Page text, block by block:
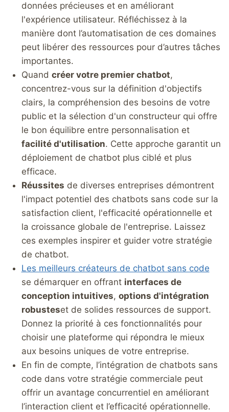
données précieuses et en améliorant
l'expérience utilisateur. Réfléchissez à la
manière dont l’automatisation de ces domaines
peut libérer des ressources pour d’autres tâches
importantes.
Quand créer votre premier chatbot,
concentrez-vous sur la définition d'objectifs
clairs, la compréhension des besoins de votre
public et la sélection d'un constructeur qui offre
le bon équilibre entre personnalisation et
facilité d'utilisation. Cette approche garantit un
déploiement de chatbot plus ciblé et plus
efficace.
Réussites de diverses entreprises démontrent
l'impact potentiel des chatbots sans code sur la
satisfaction client, l'efficacité opérationnelle et
la croissance globale de l'entreprise. Laissez
ces exemples inspirer et guider votre stratégie
de chatbot.
Les meilleurs créateurs de chatbot sans code
se démarquer en offrant interfaces de
conception intuitives, options d'intégration
robusteset de solides ressources de support.
Donnez la priorité à ces fonctionnalités pour
choisir une plateforme qui répondra le mieux
aux besoins uniques de votre entreprise.
En fin de compte, l’intégration de chatbots sans
code dans votre stratégie commerciale peut
offrir un avantage concurrentiel en améliorant
l’interaction client et l’efficacité opérationnelle.